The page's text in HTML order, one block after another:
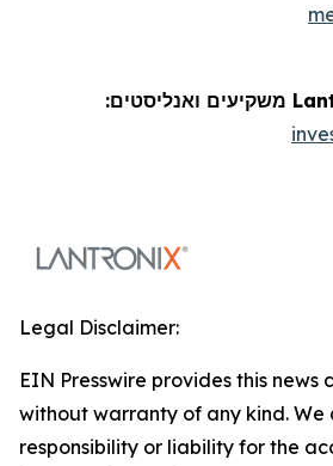
משקיעים ואנליסטים:
Legal Disclaimer:
EIN Presswire provides this news
without warranty of any kind.
responsibility or liability for the